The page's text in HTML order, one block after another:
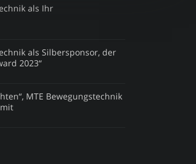
als Ihr
als Silbersponsor, der
2023“
MTE Bewegungstechnik